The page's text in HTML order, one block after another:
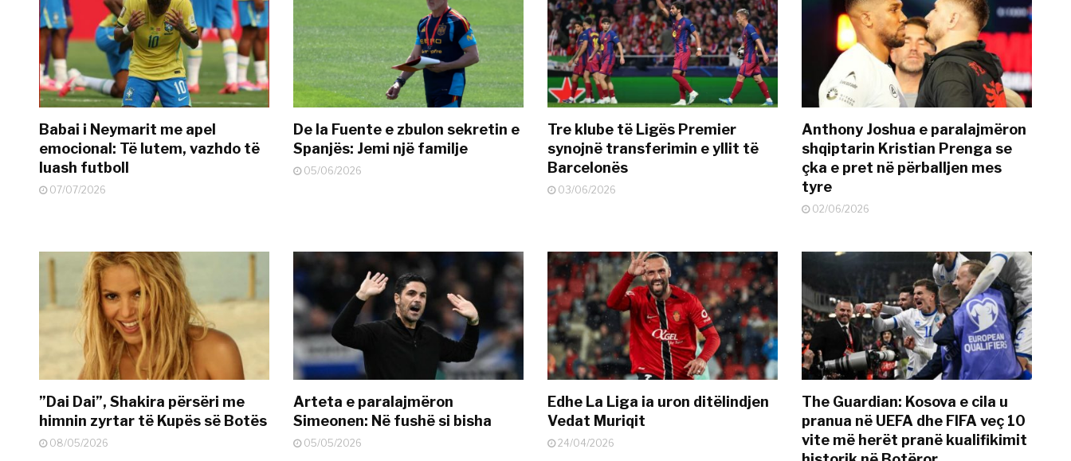
Babai i Neymarit me apel
emocional: Të lutem, vazhdo të
luash futboll
07/07/2026
De la Fuente e zbulon sekretin e
Spanjës: Jemi një familje
05/06/2026
Tre klube të Ligës Premier
synojnë transferimin e yllit të
Barcelonës
03/06/2026
Anthony Joshua e paralajmëron
shqiptarin Kristian Prenga se
çka e pret në përballjen mes
tyre
02/06/2026
”Dai Dai”, Shakira përsëri me
himnin zyrtar të Kupës së Botës
08/05/2026
Arteta e paralajmëron
Simeonen: Në fushë si bisha
05/05/2026
Edhe La Liga ia uron ditëlindjen
Vedat Muriqit
24/04/2026
The Guardian: Kosova e cila u
pranua në UEFA dhe FIFA veç 10
vite më herët pranë kualifikimit